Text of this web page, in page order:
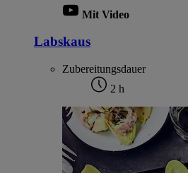
Mit Video
Labskaus
Zubereitungsdauer
2 h